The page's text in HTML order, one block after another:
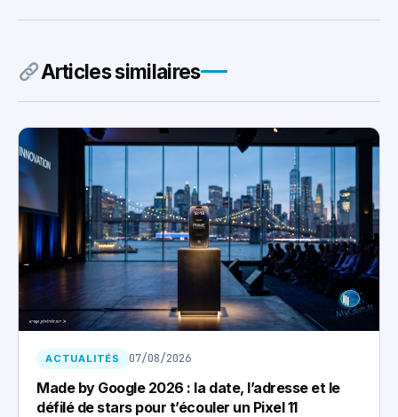
Articles similaires
ACTUALITÉS 07/08/2026
Made by Google 2026 : la date, l’adresse et le
défilé de stars pour t’écouler un Pixel 11